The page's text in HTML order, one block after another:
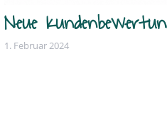
Neue
1. Februar 2024